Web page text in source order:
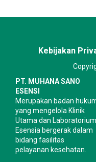
Kebijakan
PT. MUHANA SANO
ESENSI
Merupakan badan
yang mengelola Klinik
Utama dan Laboratorium
Esensia bergerak dalam
bidang fasilitas
pelayanan kesehatan.